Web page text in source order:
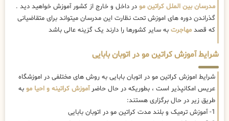
مدرسان بین الملل کراتین مو در داخل و خارج از کشور آموزش خواهید دید .
گذراندن دوره های اموزش تحت نظارت این مدرسان میتواند برای متقاضیانی
که قصد مهاجرت به سایر کشورها را دارند یک گزینه عالی باشد
شرایط آموزش کراتین مو در اتوبان بابایی
شرایط اموزش کراتین مو در اتوبان بابایی به روش های مختلفی در اموزشگاه
عریس امکانپذیر است ، بطوریکه در حال حاضرآموزش کراتینه و احیا مو به
طریق زیر در حال برگزاری هستند:
1- آموزش ترمیک و بلند مدت کراتین مو در اتوبان بابایی